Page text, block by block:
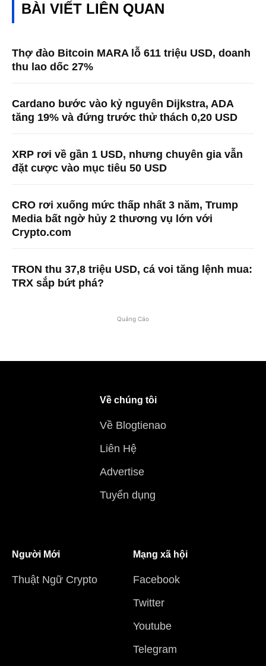
BÀI VIẾT LIÊN QUAN
Thợ đào Bitcoin MARA lỗ 611 triệu USD, doanh
thu lao dốc 27%
Cardano bước vào kỷ nguyên Dijkstra, ADA
tăng 19% và đứng trước thử thách 0,20 USD
XRP rơi về gần 1 USD, nhưng chuyên gia vẫn
đặt cược vào mục tiêu 50 USD
CRO rơi xuống mức thấp nhất 3 năm, Trump
Media bất ngờ hủy 2 thương vụ lớn với
Crypto.com
TRON thu 37,8 triệu USD, cá voi tăng lệnh mua:
TRX sắp bứt phá?
Quảng Cáo
Về chúng tôi
Về Blogtienao
Liên Hệ
Advertise
Tuyển dụng
Người Mới
Thuật Ngữ Crypto
Mạng xã hội
Facebook
Twitter
Youtube
Telegram